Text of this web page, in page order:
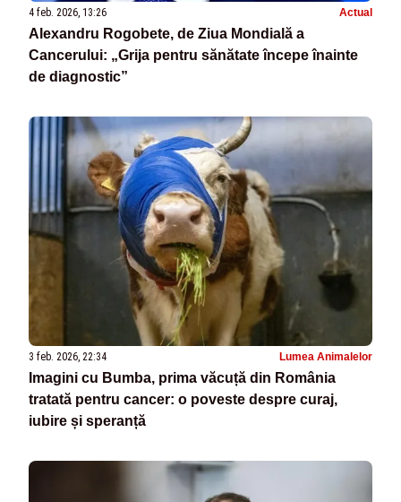
4 feb. 2026, 13:26 Actual
Alexandru Rogobete, de Ziua Mondială a
Cancerului: „Grija pentru sănătate începe înainte
de diagnostic”
3 feb. 2026, 22:34 Lumea Animalelor
Imagini cu Bumba, prima văcuță din România
tratată pentru cancer: o poveste despre curaj,
iubire și speranță